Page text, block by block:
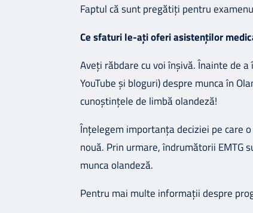
Faptul că sunt pregătiți pentru
Ce sfaturi le-ați oferi asistenților
Aveți răbdare cu voi înșivă. Înainte de
YouTube și bloguri) despre munca în
cunoștințele de limbă olandeză!
Înțelegem importanța deciziei pe care
nouă. Prin urmare, îndrumătorii
munca olandeză.
Pentru mai multe informații despre